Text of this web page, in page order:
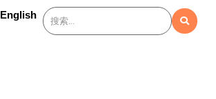
English